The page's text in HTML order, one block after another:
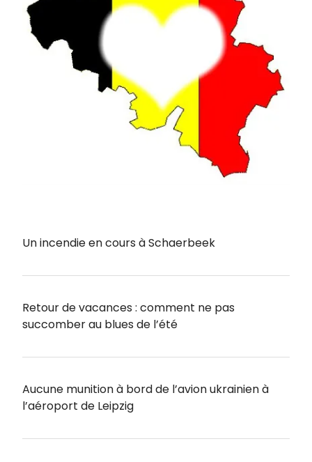
Un incendie en cours à Schaerbeek
Retour de vacances : comment ne pas
succomber au blues de l’été
Aucune munition à bord de l’avion ukrainien à
l’aéroport de Leipzig